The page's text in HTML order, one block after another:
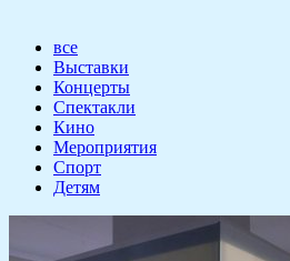
все
Выставки
Концерты
Спектакли
Кино
Мероприятия
Спорт
Детям